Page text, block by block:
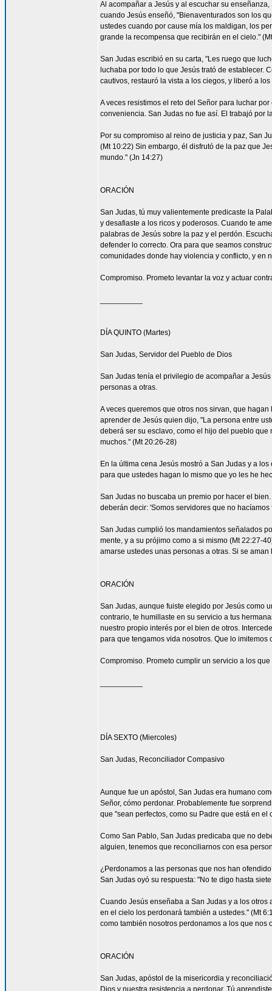
Al acompañar a Jesús y al escuchar su
cuando Jesús enseñó, "Bienaventurados son los
ustedes cuando por cause mía los maldigan, los
grande la recompensa que recibirán en el cielo."
San Judas escribió en su carta, "Les ruego que
luchaba por todo lo que Jesús trató de establecer.
cautivos, restauró la vista a los ciegos, y liberó a
A veces resistimos el reto del Señor para luchar
conveniencia. San Judas no fue así. El trabajó por
Por su compromiso al reino de justicia y paz, San
(Mt 10:22) Sin embargo, él disfrutó de la paz que
mundo." (Jn 14:27)
ORACIÓN
San Judas, tú muy valientemente predicaste la
y desafiaste a los ricos y poderosos. Cuando te
palabras de Jesús sobre la paz y el perdón.
defender lo correcto. Ora para que seamos
comunidades donde hay violencia y conflicto, y en
Compromiso. Prometo levantar la voz y actuar
DÍA QUINTO (Martes)
San Judas, Servidor del Pueblo de Dios
San Judas tenía el privilegio de acompañar a
personas a otras.
A veces queremos que otros nos sirvan, que
aprender de Jesús quien dijo, "La persona entre
deberá ser su esclavo, como el hijo del pueblo
muchos." (Mt 20:26-28)
En la última cena Jesús mostró a San Judas y a
para que ustedes hagan lo mismo que yo les he
San Judas no buscaba un premio por hacer el
deberán decir: 'Somos servidores que no
San Judas cumplió los mandamientos señalados
mente, y a su prójimo como a si mismo (Mt 22:27-
amarse ustedes unas personas a otras. Si se
ORACIÓN
San Judas, aunque fuiste elegido por Jesús como
contrario, te humillaste en su servicio a tus
nuestro propio interés por el bien de otros.
para que tengamos vida nosotros. Que lo
Compromiso. Prometo cumplir un servicio a los
DÍA SEXTO (Miercoles)
San Judas, Reconciliador Compasivo
Aunque fue un apóstol, San Judas era humano
Señor, cómo perdonar. Probablemente fue
que "sean perfectos, como su Padre que está en el
Como San Pablo, San Judas predicaba que no
alguien, tenemos que reconciliarnos con esa
¿Perdonamos a las personas que nos han
San Judas oyó su respuesta: "No te digo hasta
Cuando Jesús enseñaba a San Judas y a los
en el cielo los perdonará también a ustedes." (Mt
como también nosotros perdonamos a los que nos
ORACIÓN
San Judas, apóstol de la misericordia y
Dios y nuestra resistencia a perdonar. Tú